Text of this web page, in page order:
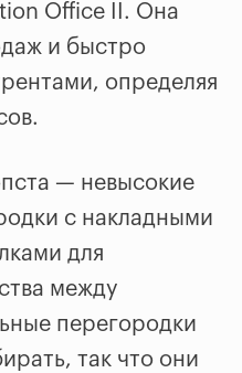
Office II. Она
и быстро
определяя
— невысокие
с накладными
для
между
перегородки
так что они